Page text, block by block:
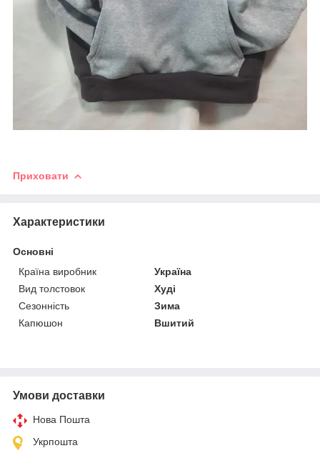
Приховати
Характеристики
Основні
Країна виробник
Україна
Вид толстовок
Худі
Сезонність
Зима
Капюшон
Вшитий
Умови доставки
Нова Пошта
Укрпошта